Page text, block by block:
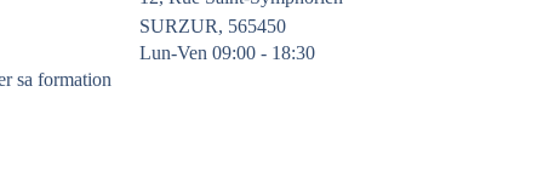
sa formation
SURZUR, 565450
Lun-Ven 09:00 - 18:30